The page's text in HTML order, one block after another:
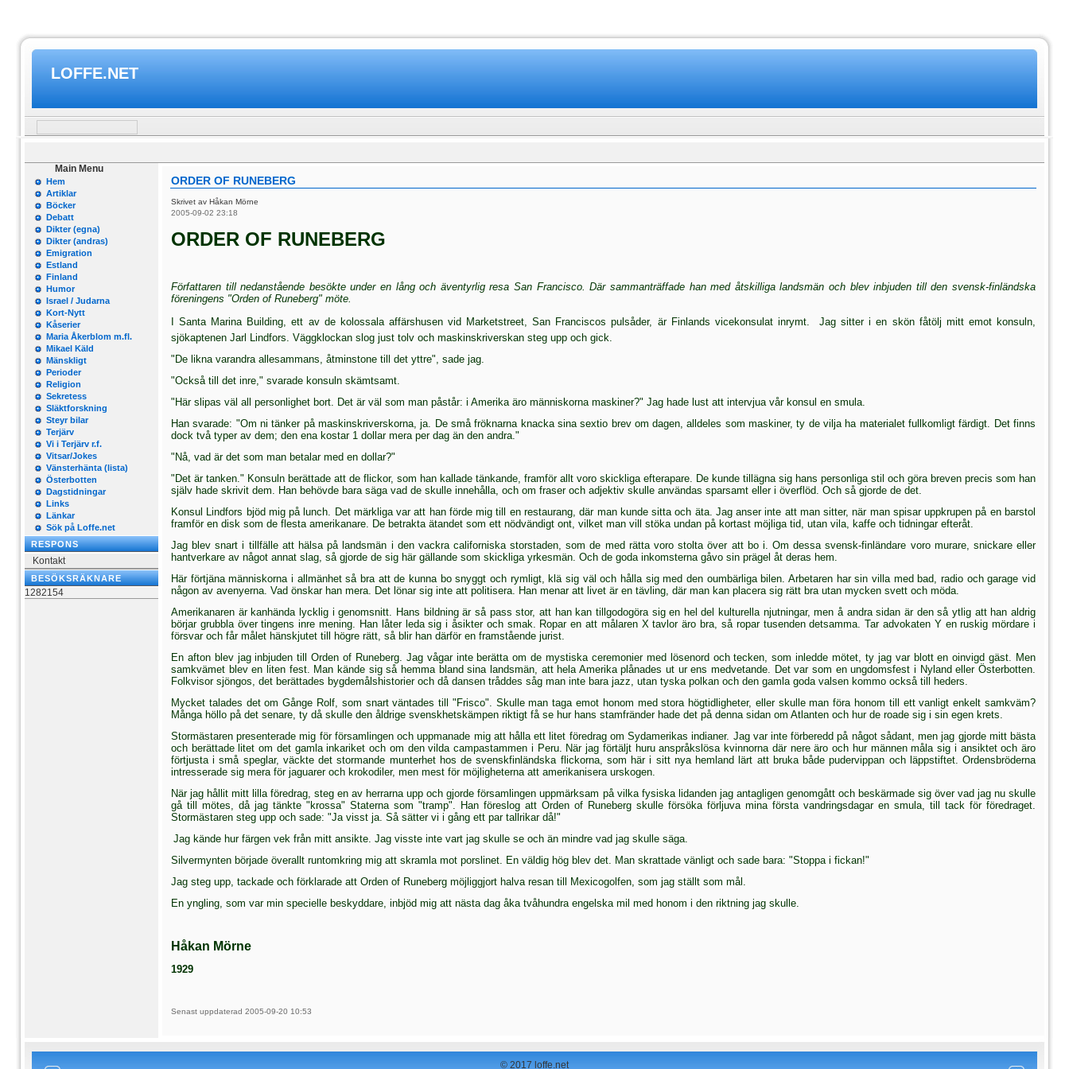
LOFFE.NET
Main Menu
Hem
Artiklar
Böcker
Debatt
Dikter (egna)
Dikter (andras)
Emigration
Estland
Finland
Humor
Israel / Judarna
Kort-Nytt
Kåserier
Maria Åkerblom m.fl.
Mikael Käld
Mänskligt
Perioder
Religion
Sekretess
Släktforskning
Steyr bilar
Terjärv
Vi i Terjärv r.f.
Vitsar/Jokes
Vänsterhänta (lista)
Österbotten
Dagstidningar
Links
Länkar
Sök på Loffe.net
RESPONS
Kontakt
BESÖKSRÄKNARE
1282154
ORDER OF RUNEBERG
Skrivet av Håkan Mörne
2005-09-02 23:18
ORDER OF RUNEBERG
Författaren till nedanstående besökte under en lång och äventyrlig resa San Francisco. Där sammanträffade han med åtskilliga landsmän och blev inbjuden till den svensk-finländska
föreningens "Orden of Runeberg" möte.
I Santa Marina Building, ett av de kolossala affärs­husen vid Marketstreet, San Franciscos pulsåder, är Fin­lands vicekonsulat inrymt.  Jag sitter i en skön fåtölj mitt emot konsuln,
sjökaptenen Jarl Lindfors. Vägg­klockan slog just tolv och maskinskriverskan steg upp och gick.
"De likna varandra allesammans, åtminstone till det yttre", sade jag.
"Också till det inre," svarade konsuln skämtsamt.
"Här slipas väl all personlighet bort. Det är väl som man påstår: i Amerika äro människorna maskiner?" Jag hade lust att intervjua vår konsul en smula.
Han svarade: "Om ni tänker på maskinskriverskorna, ja. De små fröknarna knacka sina sextio brev om dagen, alldeles som maskiner, ty de vilja ha materialet fullkom­ligt färdigt. Det finns
dock två typer av dem; den ena kostar 1 dollar mera per dag än den andra."
"Nå, vad är det som man betalar med en dollar?"
"Det är tanken." Konsuln berättade att de flickor, som han kallade tänkande, framför allt voro skickliga efterapare. De kunde tillägna sig hans personliga stil och göra breven precis som han
själv hade skrivit dem. Han behövde bara säga vad de skulle innehålla, och om fraser och adjektiv skulle användas sparsamt eller i över­flöd. Och så gjorde de det.
Konsul Lindfors bjöd mig på lunch. Det märkliga var att han förde mig till en restaurang, där man kunde sitta och äta. Jag anser inte att man sitter, när man spisar uppkrupen på en barstol
framför en disk som de flesta amerikanare. De betrakta ätandet som ett nödvändigt ont, vilket man vill stöka undan på kortast möjliga tid, utan vila, kaffe och tidningar efteråt.
Jag blev snart i tillfälle att hälsa på landsmän i den vackra californiska storstaden, som de med rätta voro stolta över att bo i. Om dessa svensk-finländare voro murare, snickare eller
hantverkare av något annat slag, så gjorde de sig här gällande som skickliga yrkesmän. Och de goda inkomsterna gåvo sin prägel åt deras hem.
Här förtjäna människorna i allmänhet så bra att de kunna bo snyggt och rymligt, klä sig väl och hålla sig med den oumbärliga bilen. Arbetaren har sin villa med bad, radio och garage vid
någon av avenyerna. Vad önskar han mera. Det lönar sig inte att politisera. Han menar att livet är en tävling, där man kan placera sig rätt bra utan mycken svett och möda.
Amerikanaren är kanhända lycklig i genomsnitt. Hans bildning är så pass stor, att han kan tillgodogöra sig en hel del kulturella njutningar, men å andra sidan är den så ytlig att han aldrig
börjar grubbla över tingens inre mening. Han låter leda sig i åsikter och smak. Ropar en att målaren X tavlor äro bra, så ropar tusenden det­samma. Tar advokaten Y en ruskig mördare i
försvar och får målet hänskjutet till högre rätt, så blir han där­för en framstående jurist.
En afton blev jag inbjuden till Orden of Runeberg. Jag vågar inte berätta om de mystiska ceremonier med lösenord och tecken, som inledde mötet, ty jag var blott en oinvigd gäst. Men
samkvämet blev en liten fest. Man kände sig så hemma bland sina landsmän, att hela Amerika plånades ut ur ens medvetande. Det var som en ungdomsfest i Nyland eller Österbotten.
Folk­visor sjöngos, det berättades bygdemålshistorier och då dansen tråddes såg man inte bara jazz, utan tyska polkan och den gamla goda valsen kommo också till heders.
Mycket talades det om Gånge Rolf, som snart vänta­des till "Frisco". Skulle man taga emot honom med stora högtidligheter, eller skulle man föra honom till ett vanligt enkelt samkväm?
Många höllo på det senare, ty då skulle den åldrige svenskhetskämpen riktigt få se hur hans stamfränder hade det på denna sidan om Atlanten och hur de roade sig i sin egen krets.
Stormästaren presenterade mig för församlingen och uppmanade mig att hålla ett litet föredrag om Sydame­rikas indianer. Jag var inte förberedd på något sådant, men jag gjorde mitt bästa
och berättade litet om det gam­la inkariket och om den vilda campastammen i Peru. När jag förtäljt huru anspråkslösa kvinnorna där nere äro och hur männen måla sig i ansiktet och äro
förtjusta i små speglar, väckte det stormande munterhet hos de svensk­finländska flickorna, som här i sitt nya hemland lärt att bruka både pudervippan och läppstiftet. Ordens­bröderna
intresserade sig mera för jaguarer och kroko­diler, men mest för möjligheterna att amerikanisera ur­skogen.
När jag hållit mitt lilla föredrag, steg en av herrarna upp och gjorde församlingen uppmärksam på vilka fysiska lidanden jag antagligen genomgått och beskärmade sig över vad jag nu skulle
gå till mötes, då jag tänkte "krossa" Staterna som "tramp". Han föreslog att Orden of Runeberg skulle försöka förljuva mina första vandringsdagar en smula, till tack för föredraget.
Stormästaren steg upp och sade: "Ja visst ja. Så sätter vi i gång ett par tallrikar då!"
Jag kände hur färgen vek från mitt ansikte. Jag visste inte vart jag skulle se och än mindre vad jag skulle säga.
Silvermynten började överallt runtomkring mig att skramla mot porslinet. En väldig hög blev det. Man skrattade vänligt och sade bara: "Stoppa i fickan!"
Jag steg upp, tackade och förklarade att Orden of Ru­neberg möjliggjort halva resan till Mexicogolfen, som jag ställt som mål.
En yngling, som var min specielle beskyddare, inbjöd mig att nästa dag åka tvåhundra engelska mil med honom i den riktning jag skulle.
Håkan Mörne
1929
Senast uppdaterad 2005-09-20 10:53
© 2017 loffe.net